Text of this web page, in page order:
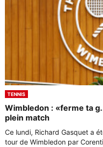
TENNIS
Wimbledon : «ferme ta
plein match
Ce lundi, Richard Gasquet a
tour de Wimbledon par